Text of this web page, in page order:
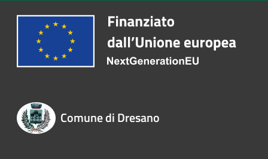
Comune di Dresano